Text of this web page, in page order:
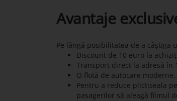
Avantaje
Pe lângă posibilitatea de a
Discount de 10 euro la
Transport direct la adresă
O flotă de autocare
Pentru a reduce plictiseala
pasagerilor să aleagă filmul